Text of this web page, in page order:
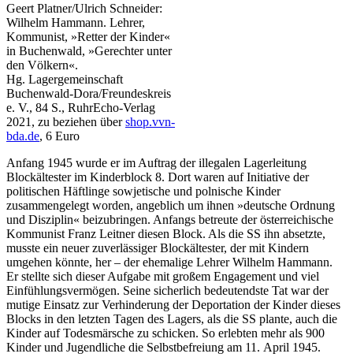
Geert Platner/Ulrich Schneider:
Wilhelm Hammann. Lehrer,
Kommunist, »Retter der Kinder«
in Buchenwald, »Gerechter unter
den Völkern«.
Hg. Lagergemeinschaft
Buchenwald-Dora/Freundeskreis
e. V., 84 S., RuhrEcho-Verlag
2021, zu beziehen übershop.vvn-
bda.de, 6 Euro
Anfang 1945 wurde er im Auftrag der illegalen Lagerleitung
Blockältester im Kinderblock 8. Dort waren auf Initiative der
politischen Häftlinge sowjetische und polnische Kinder
zusammengelegt worden, angeblich um ihnen »deutsche Ordnung
und Disziplin« beizubringen. Anfangs betreute der österreichische
Kommunist Franz Leitner diesen Block. Als die SS ihn absetzte,
musste ein neuer zuverlässiger Blockältester, der mit Kindern
umgehen könnte, her – der ehemalige Lehrer Wilhelm Hammann.
Er stellte sich dieser Aufgabe mit großem Engagement und viel
Einfühlungsvermögen. Seine sicherlich bedeutendste Tat war der
mutige Einsatz zur Verhinderung der Deportation der Kinder dieses
Blocks in den letzten Tagen des Lagers, als die SS plante, auch die
Kinder auf Todesmärsche zu schicken. So erlebten mehr als 900
Kinder und Jugendliche die Selbstbefreiung am 11. April 1945.